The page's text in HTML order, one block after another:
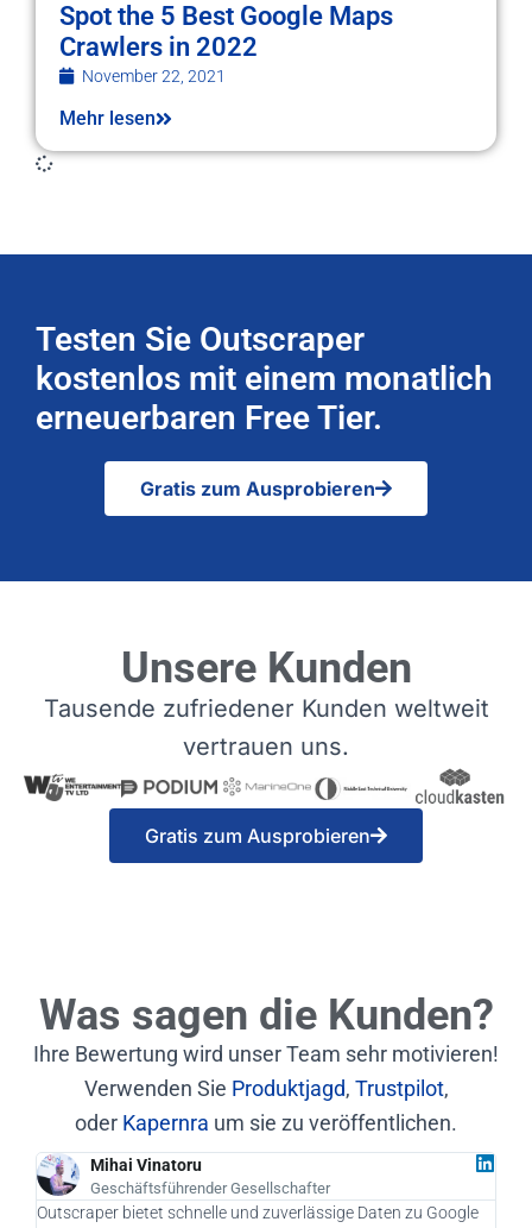
Spot the 5 Best Google Maps
Crawlers in 2022
November 22, 2021
Mehr lesen
Testen Sie Outscraper
kostenlos mit einem monatlich
erneuerbaren Free Tier.
Gratis zum Ausprobieren
Unsere Kunden
Tausende zufriedener Kunden weltweit
vertrauen uns.
Gratis zum Ausprobieren
Was sagen die Kunden?
Ihre Bewertung wird unser Team sehr motivieren!
Verwenden Sie Produktjagd, Trustpilot,
oder Kapernra um sie zu veröffentlichen.
Mihai Vinatoru
Geschäftsführender Gesellschafter
Outscraper bietet schnelle und zuverlässige Daten zu Google